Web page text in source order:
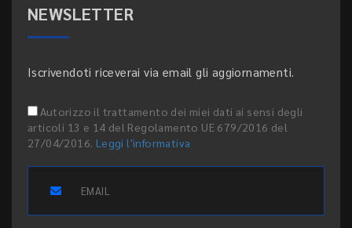
NEWSLETTER
Iscrivendoti riceverai via email gli aggiornamenti.
Autorizzo il trattamento dei miei dati ai sensi degli
articoli 13 e 14 del Regolamento UE 679/2016 del
27/04/2016. Leggi l'informativa